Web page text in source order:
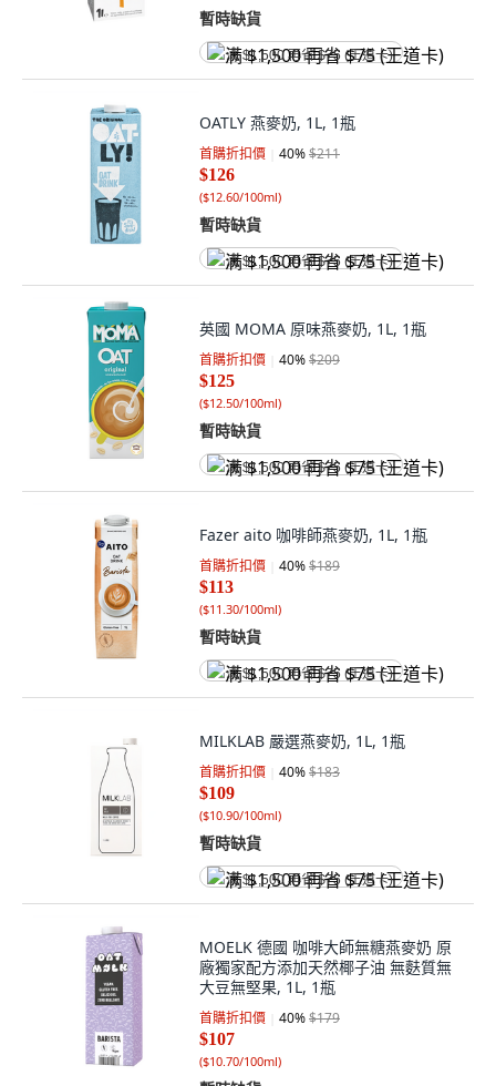
暫時缺貨
满 $1,500 再省 $75 (王道卡)
OATLY 燕麥奶, 1L, 1瓶
首購折扣價 40%$211
$126
($12.60/100ml)
暫時缺貨
满 $1,500 再省 $75 (王道卡)
英國 MOMA 原味燕麥奶, 1L, 1瓶
首購折扣價 40%$209
$125
($12.50/100ml)
暫時缺貨
满 $1,500 再省 $75 (王道卡)
Fazer aito 咖啡師燕麥奶, 1L, 1瓶
首購折扣價 40%$189
$113
($11.30/100ml)
暫時缺貨
满 $1,500 再省 $75 (王道卡)
MILKLAB 嚴選燕麥奶, 1L, 1瓶
首購折扣價 40%$183
$109
($10.90/100ml)
暫時缺貨
满 $1,500 再省 $75 (王道卡)
MOELK 德國 咖啡大師無糖燕麥奶 原
廠獨家配方添加天然椰子油 無麩質無
大豆無堅果, 1L, 1瓶
首購折扣價 40%$179
$107
($10.70/100ml)